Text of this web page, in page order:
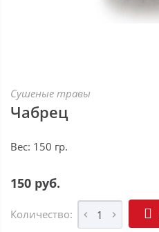
Сушеные травы
Чабрец
Вес: 150 гр.
150 руб.
Количество: